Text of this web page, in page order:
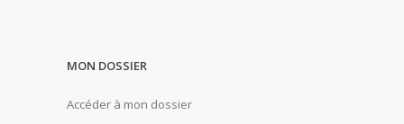
MON DOSSIER
Accéder à mon dossier